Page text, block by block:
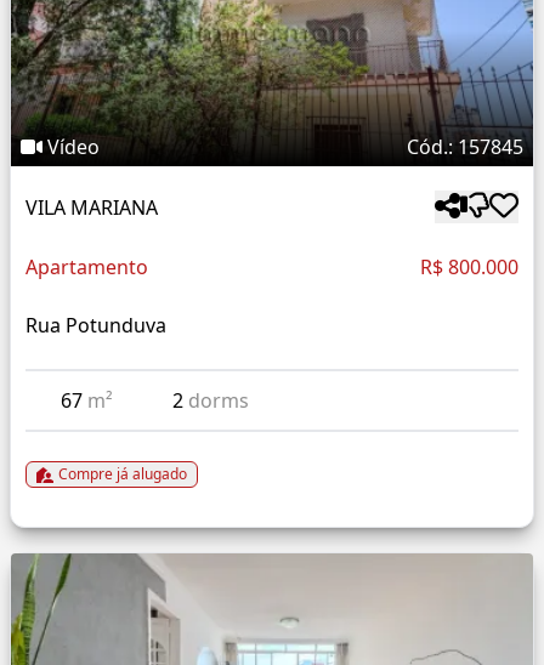
Vídeo Cód.: 157845
VILA MARIANA
Apartamento R$ 800.000
Rua Potunduva
67 m² 2 dorms
Compre já alugado